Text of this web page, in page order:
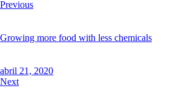
Previous
Growing more food with less chemicals
abril 21, 2020
Next